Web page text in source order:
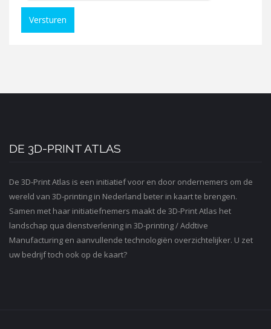
Versturen
DE 3D-PRINT ATLAS
De 3D-Print Atlas is een initiatief voor en door ondernemers om de
wereld van 3D-printing in Nederland beter in kaart te brengen.
Samen met haar initiatiefnemers maakt de 3D-Print Atlas het
landschap qua dienstverlening in 3D-printing / Addtive
Manufacturing en aanvullende technologiën overzichtelijker. U zet
uw bedrijf toch ook op de kaart?